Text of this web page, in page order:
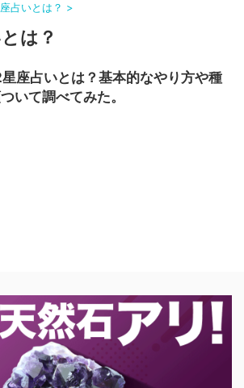
占いとは？ >
は？
座占いとは？基本的なやり方や種
いて調べてみた。